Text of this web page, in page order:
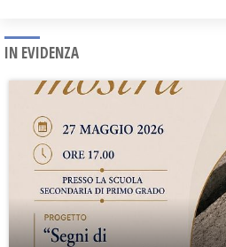
IN EVIDENZA